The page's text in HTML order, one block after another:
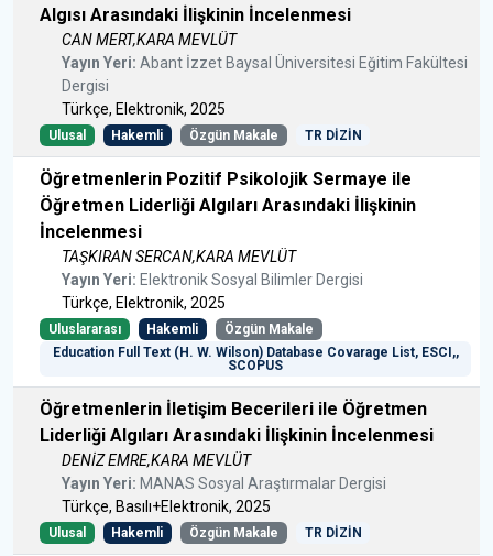
Algısı Arasındaki İlişkinin İncelenmesi
CAN MERT,KARA MEVLÜT
Yayın Yeri: Abant İzzet Baysal Üniversitesi Eğitim Fakültesi
Dergisi
Türkçe, Elektronik, 2025
Ulusal Hakemli Özgün Makale TR DİZİN
Öğretmenlerin Pozitif Psikolojik Sermaye ile
Öğretmen Liderliği Algıları Arasındaki İlişkinin
İncelenmesi
TAŞKIRAN SERCAN,KARA MEVLÜT
Yayın Yeri: Elektronik Sosyal Bilimler Dergisi
Türkçe, Elektronik, 2025
Uluslararası Hakemli
Özgün Makale
Education Full Text (H. W. Wilson) Database Covarage List, ESCI,,
SCOPUS
Öğretmenlerin İletişim Becerileri ile Öğretmen
Liderliği Algıları Arasındaki İlişkinin İncelenmesi
DENİZ EMRE,KARA MEVLÜT
Yayın Yeri: MANAS Sosyal Araştırmalar Dergisi
Türkçe, Basılı+Elektronik, 2025
Ulusal Hakemli Özgün Makale TR DİZİN